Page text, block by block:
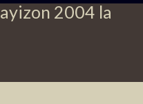
2004 la